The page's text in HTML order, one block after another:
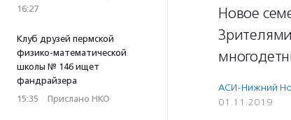
16:27
Клуб друзей пермской
физико-математической
школы № 146 ищет
фандрайзера
15:35 · Прислано НКО
Новое
АСИ-Нижний
01.11.2019